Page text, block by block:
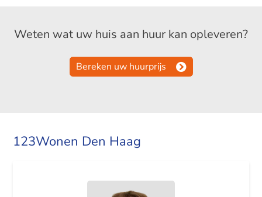
Weten wat uw huis aan huur kan opleveren?
Bereken uw huurprijs
123Wonen Den Haag